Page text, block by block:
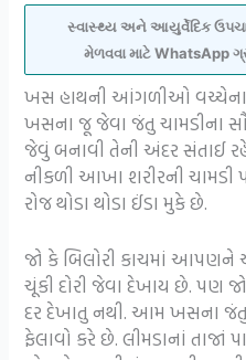
સ્વાસ્થ્ય અને આયુર્વેદિક
મેળવવા માટે WhatsApp
ખસ હાથની આંગળીઓ વચ્ચેના
ખસના જૂ જેવા જંતુ ચામડીના
જેવું બનાવી તેની અંદર સંતાઈ
નીકળી આખા શરીરની ચામડી
રોજ થોડા થોડા ઈંડા મુકે છે.
જો કે બિલોરી કાચમાં આપણને
ચૂંકી દોરી જેવા દેખાય છે. પણ
દર દેખાતુ નથી. આમ ખસના
ફેલાવો કરે છે. લીમડાનાં તાજાં